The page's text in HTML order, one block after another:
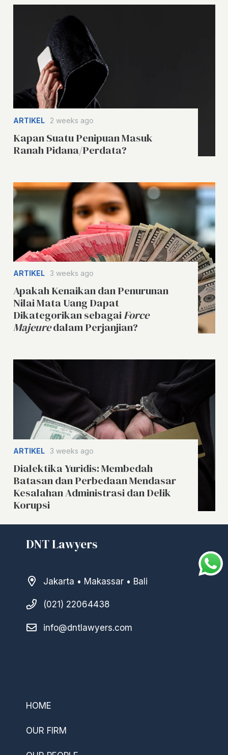
ARTIKEL 2 weeks ago
Kapan Suatu Penipuan Masuk
Ranah Pidana/Perdata?
ARTIKEL 3 weeks ago
Apakah Kenaikan dan Penurunan
Nilai Mata Uang Dapat
Dikategorikan sebagaiForce
Majeuredalam Perjanjian?
ARTIKEL 3 weeks ago
Dialektika Yuridis: Membedah
Batasan dan Perbedaan Mendasar
Kesalahan Administrasi dan Delik
Korupsi
DNT Lawyers
Jakarta • Makassar • Bali
(021) 22064438
info@dntlawyers.com
HOME
OUR FIRM